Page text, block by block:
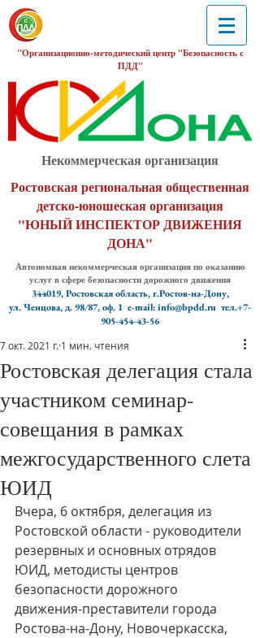
"Организационно-методический центр "Безопасность с
ПДД"
Некоммерческая организация
Ростовская региональная общественная
детско-юношеская организация
"ЮНЫЙ ИНСПЕКТОР ДВИЖЕНИЯ
ДОНА"
Автономная некоммерческая организация по оказанию
услуг в сфере безопасности дорожного движения
344019, Ростовская область, г.Ростов-на-Дону,
ул. Ченцова, д. 98/87, оф. 1 e-mail: info@bpdd.ru тел.+7-
905-454-43-56
Ростовская делегация стала
участником семинар-
совещания в рамках
межгосударственного слета
ЮИД
7 окт. 2021 г. 1 мин. чтения
Вчера, 6 октября, делегация из
Ростовской области - руководители
резервных и основных отрядов
ЮИД, методисты центров
безопасности дорожного
движения-преставители города
Ростова-на-Дону, Новочеркасска,